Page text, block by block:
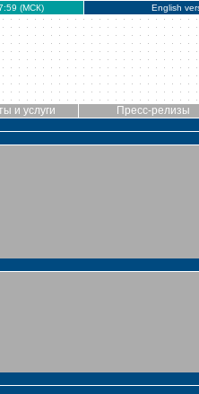
(МСК) English
и услуги Пресс-релизы